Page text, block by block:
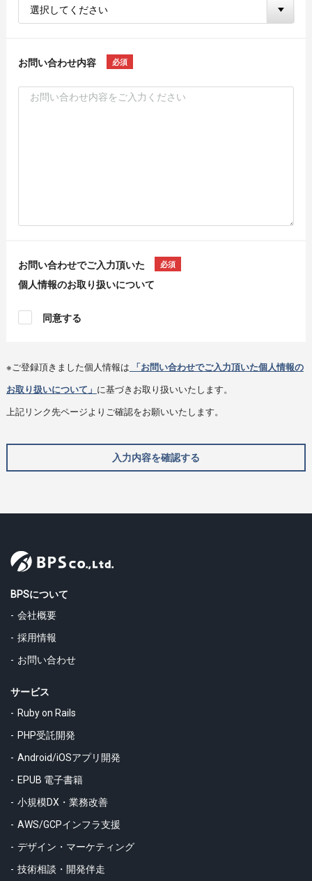
お問い合わせ内容
お問い合わせでご入力頂いた
個人情報のお取り扱いについて
同意する
※ご登録頂きました個人情報は 「お問い合わせでご入力頂いた個人情報の
お取り扱いについて」 に基づきお取り扱いいたします。
上記リンク先ページよりご確認をお願いいたします。
入力内容を確認する
BPSについて
会社概要
採用情報
お問い合わせ
サービス
Ruby on Rails
PHP受託開発
Android/iOSアプリ開発
EPUB 電子書籍
小規模DX・業務改善
AWS/GCPインフラ支援
デザイン・マーケティング
技術相談・開発伴走